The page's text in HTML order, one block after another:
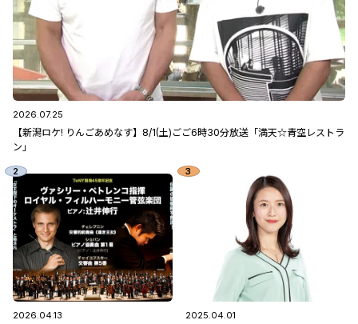
2026.07.25
【新潟ロケ! りんごあめなす】8/1(土)ごご6時30分放送「満天☆青空レストラ
ン」
2026.04.13 2025.04.01